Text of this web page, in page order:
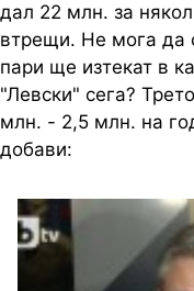
дал 22 млн. за
втрещи. Не мога да
пари ще изтекат в
"Левски" сега?
млн. - 2,5 млн. на
добави: